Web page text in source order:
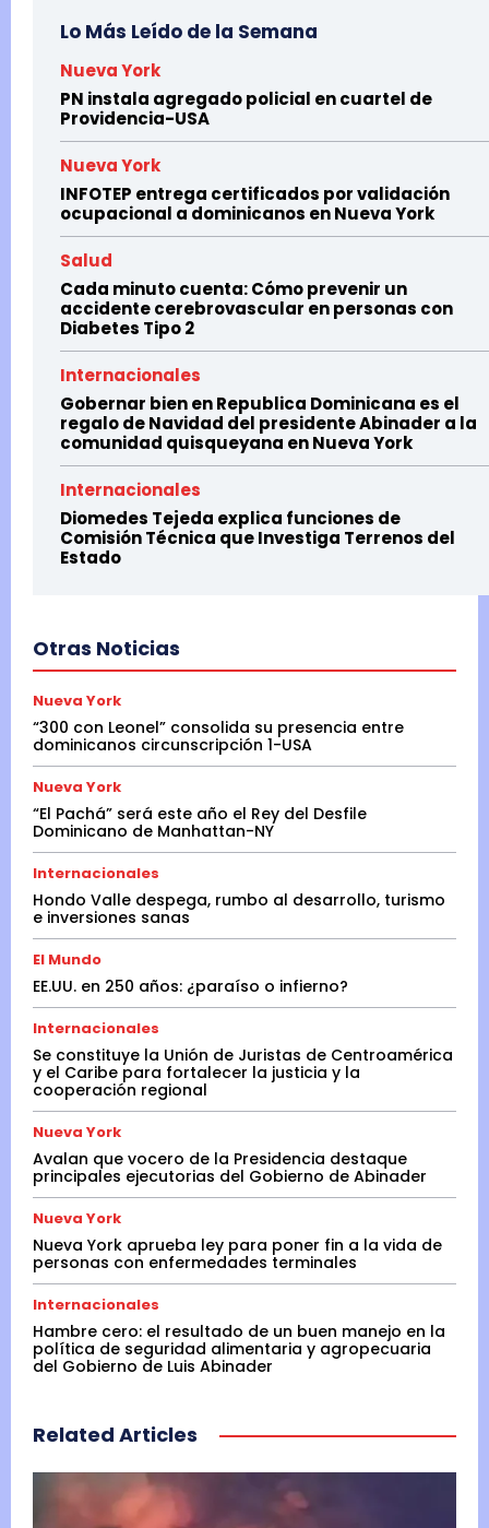
Lo Más Leído de la Semana
Nueva York
PN instala agregado policial en cuartel de
Providencia-USA
Nueva York
INFOTEP entrega certificados por validación
ocupacional a dominicanos en Nueva York
Salud
Cada minuto cuenta: Cómo prevenir un
accidente cerebrovascular en personas con
Diabetes Tipo 2
Internacionales
Gobernar bien en Republica Dominicana es el
regalo de Navidad del presidente Abinader a la
comunidad quisqueyana en Nueva York
Internacionales
Diomedes Tejeda explica funciones de
Comisión Técnica que Investiga Terrenos del
Estado
Otras Noticias
Nueva York
“300 con Leonel” consolida su presencia entre
dominicanos circunscripción 1-USA
Nueva York
“El Pachá” será este año el Rey del Desfile
Dominicano de Manhattan-NY
Internacionales
Hondo Valle despega, rumbo al desarrollo, turismo
e inversiones sanas
El Mundo
EE.UU. en 250 años: ¿paraíso o infierno?
Internacionales
Se constituye la Unión de Juristas de Centroamérica
y el Caribe para fortalecer la justicia y la
cooperación regional
Nueva York
Avalan que vocero de la Presidencia destaque
principales ejecutorias del Gobierno de Abinader
Nueva York
Nueva York aprueba ley para poner fin a la vida de
personas con enfermedades terminales
Internacionales
Hambre cero: el resultado de un buen manejo en la
política de seguridad alimentaria y agropecuaria
del Gobierno de Luis Abinader
Related Articles